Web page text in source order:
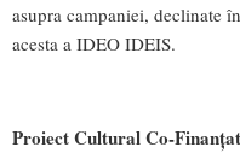
asupra campaniei, declinate
acesta a IDEO IDEIS.
Proiect Cultural Co-Finanțat